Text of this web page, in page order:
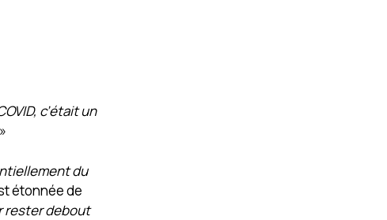
c’était un
du
étonnée de
rester debout